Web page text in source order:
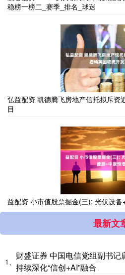
稳榜一榜二_赛季_排名_球迷
弘益配资 凯德腾飞房地产信托拟斥资
目
益配资 小市值股票掘金(三): 光伏设
最新文
1、
财盛证券 中国电信党组副书记
持续深化“信创+AI”融合